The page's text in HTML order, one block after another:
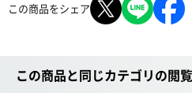
この商品をシェア
この商品と同じカテゴリの閲